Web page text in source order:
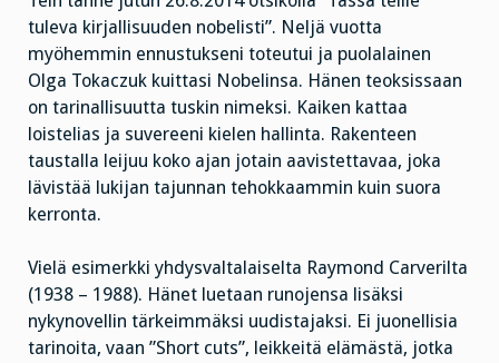
tuleva kirjallisuuden nobelisti”. Neljä vuotta
myöhemmin ennustukseni toteutui ja puolalainen
Olga Tokaczuk kuittasi Nobelinsa. Hänen teoksissaan
on tarinallisuutta tuskin nimeksi. Kaiken kattaa
loistelias ja suvereeni kielen hallinta. Rakenteen
taustalla leijuu koko ajan jotain aavistettavaa, joka
lävistää lukijan tajunnan tehokkaammin kuin suora
kerronta.
Vielä esimerkki yhdysvaltalaiselta Raymond Carverilta
(1938 – 1988). Hänet luetaan runojensa lisäksi
nykynovellin tärkeimmäksi uudistajaksi. Ei juonellisia
tarinoita, vaan ”Short cuts”, leikkeitä elämästä, jotka